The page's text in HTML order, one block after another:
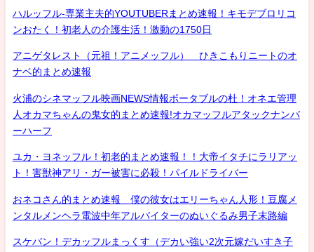
ハルッフル-専業主夫的YOUTUBERまとめ速報！キモデブロリコ
ンおたく！初老人の介護生活！激動の1750日
アニゲタレスト（元祖！アニメッフル） ひきこもりニートのオ
ナベ的まとめ速報
火浦のシネマッフル映画NEWS情報ポータブルの杜！オネエ管理
人オカマちゃんの鬼女的まとめ速報!オカマッフルアタックナンバ
ーハーフ
ユカ・ヨネッフル！初老的まとめ速報！！大帝イタチにラリアッ
ト！害獣神アリ・ガー被害に必殺！パイルドライバー
おネコさん的まとめ速報 僕の彼女はエリーちゃん人形！豆腐メ
ンタルメンヘラ電波中年アルバイターのぬいぐるみ男子末路編
スケバン！デカッフルまっくす（デカい強い2次元嫁だいすき子